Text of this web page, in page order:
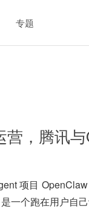
专题
，腾讯
项目
一个跑在用户自